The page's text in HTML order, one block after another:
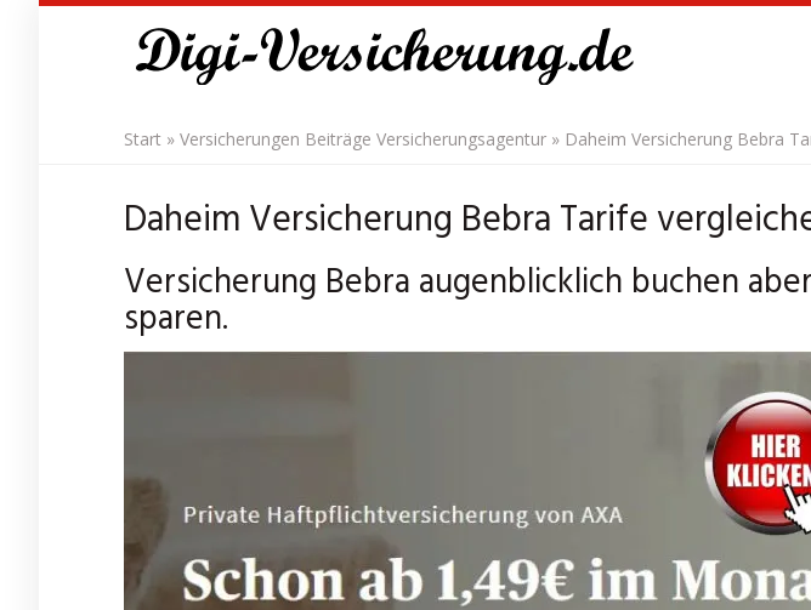
Start » Versicherungen Beiträge Versicherungsagentur » Daheim Versicherung Bebra
Daheim Versicherung Bebra Tarife
Versicherung Bebra augenblicklich buchen
sparen.